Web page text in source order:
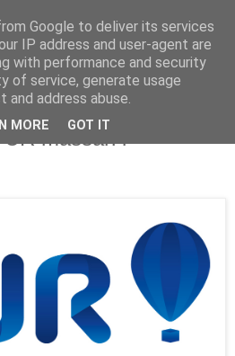
mässan i
Google to deliver its services
IP address and user-agent are
with performance and security
of service, generate usage
address abuse.
MORE GOT IT